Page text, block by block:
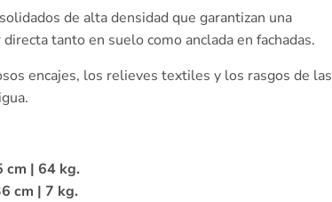
de alta densidad que garantizan una
tanto en suelo como anclada en fachadas.
encajes, los relieves textiles y los rasgos de las
cm | 64 kg.
cm | 7 kg.